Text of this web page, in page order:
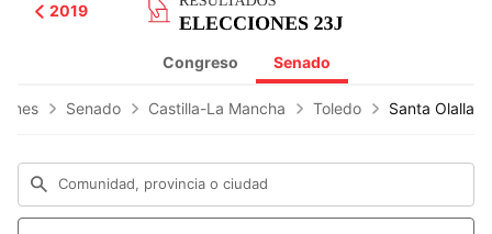
2019
Congreso Senado
Senado Castilla-La Mancha Toledo Santa Olalla
Comunidad, provincia o ciudad